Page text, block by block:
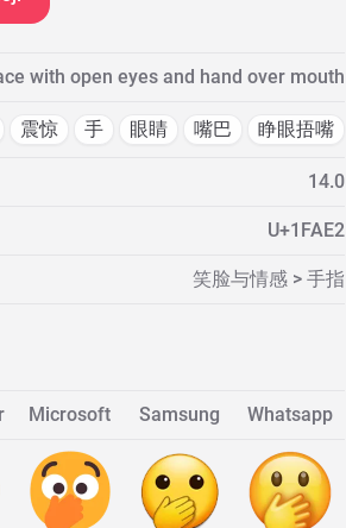
with open eyes and hand over mouth
震惊 手 眼睛 嘴巴 睁眼捂嘴
14.0
U+1FAE2
笑脸与情感 > 手指
Microsoft Samsung Whatsapp